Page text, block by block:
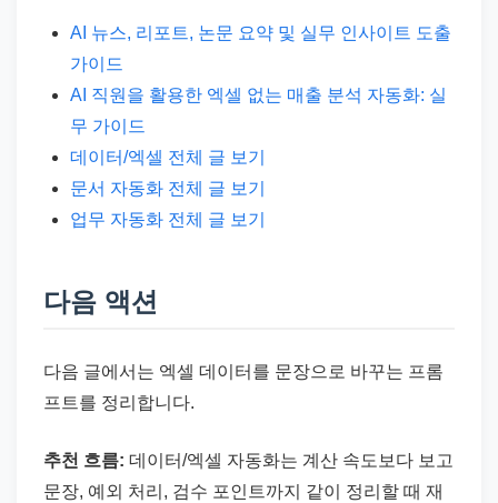
AI 뉴스, 리포트, 논문 요약 및 실무 인사이트 도출
가이드
AI 직원을 활용한 엑셀 없는 매출 분석 자동화: 실
무 가이드
데이터/엑셀 전체 글 보기
문서 자동화 전체 글 보기
업무 자동화 전체 글 보기
다음 액션
다음 글에서는 엑셀 데이터를 문장으로 바꾸는 프롬
프트를 정리합니다.
추천 흐름: 데이터/엑셀 자동화는 계산 속도보다 보고
문장, 예외 처리, 검수 포인트까지 같이 정리할 때 재